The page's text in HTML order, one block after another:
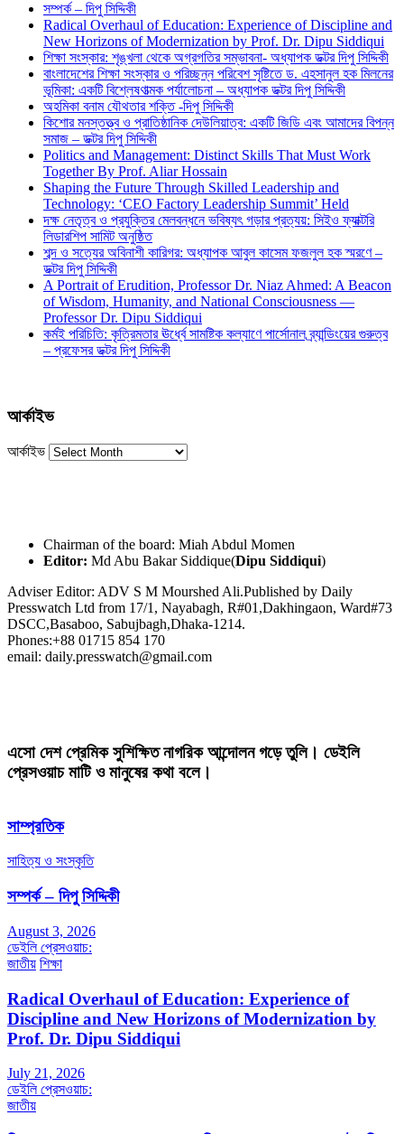
সম্পর্ক – দিপু সিদ্দিকী
Radical Overhaul of Education: Experience of Discipline and
New Horizons of Modernization by Prof. Dr. Dipu Siddiqui
শিক্ষা সংস্কার: শৃঙ্খলা থেকে অগ্রগতির সম্ভাবনা- অধ্যাপক ডক্টর দিপু সিদ্দিকী
বাংলাদেশের শিক্ষা সংস্কার ও পরিচ্ছন্ন পরিবেশ সৃষ্টিতে ড. এহসানুল হক মিলনের
ভূমিকা: একটি বিশ্লেষণাত্মক পর্যালোচনা – অধ্যাপক ডক্টর দিপু সিদ্দিকী
অহমিকা বনাম যৌথতার শক্তি -দিপু সিদ্দিকী
কিশোর মনস্তত্ত্ব ও প্রাতিষ্ঠানিক দেউলিয়াত্ব: একটি জিডি এবং আমাদের বিপন্ন
সমাজ – ডক্টর দিপু সিদ্দিকী
Politics and Management: Distinct Skills That Must Work
Together By Prof. Aliar Hossain
Shaping the Future Through Skilled Leadership and
Technology: ‘CEO Factory Leadership Summit’ Held
দক্ষ নেতৃত্ব ও প্রযুক্তির মেলবন্ধনে ভবিষ্যৎ গড়ার প্রত্যয়: সিইও ফ্যাক্টরি
লিডারশিপ সামিট অনুষ্ঠিত
শব্দ ও সত্যের অবিনাশী কারিগর: অধ্যাপক আবুল কাসেম ফজলুল হক স্মরণে –
ডক্টর দিপু সিদ্দিকী
A Portrait of Erudition, Professor Dr. Niaz Ahmed: A Beacon
of Wisdom, Humanity, and National Consciousness —
Professor Dr. Dipu Siddiqui
কর্মই পরিচিতি: কৃত্রিমতার ঊর্ধ্বে সামষ্টিক কল্যাণে পার্সোনাল ব্র্যান্ডিংয়ের গুরুত্ব
– প্রফেসর ডক্টর দিপু সিদ্দিকী
আর্কাইভ
আর্কাইভ
Chairman of the board: Miah Abdul Momen
Editor: Md Abu Bakar Siddique(Dipu Siddiqui)
Adviser Editor: ADV S M Mourshed Ali.Published by Daily
Presswatch Ltd from 17/1, Nayabagh, R#01,Dakhingaon, Ward#73
DSCC,Basaboo, Sabujbagh,Dhaka-1214.
Phones:+88 01715 854 170
email: daily.presswatch@gmail.com
এসো দেশ প্রেমিক সুশিক্ষিত নাগরিক আন্দোলন গড়ে তুলি। ডেইলি
প্রেসওয়াচ মাটি ও মানুষের কথা বলে।
সাম্প্রতিক
সাহিত্য ও সংস্কৃতি
সম্পর্ক – দিপু সিদ্দিকী
August 3, 2026
ডেইলি প্রেসওয়াচ:
জাতীয় শিক্ষা
Radical Overhaul of Education: Experience of
Discipline and New Horizons of Modernization by
Prof. Dr. Dipu Siddiqui
July 21, 2026
ডেইলি প্রেসওয়াচ:
জাতীয়